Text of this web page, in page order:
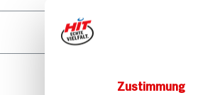
Zustimmung